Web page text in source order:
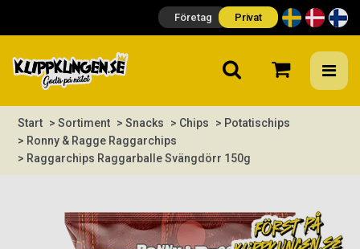
Företag Privat
Start > Sortiment > Snacks > Chips
> Potatischips
> Ronny & Ragge Raggarchips
> Raggarchips Raggarballe Svängdörr 150g